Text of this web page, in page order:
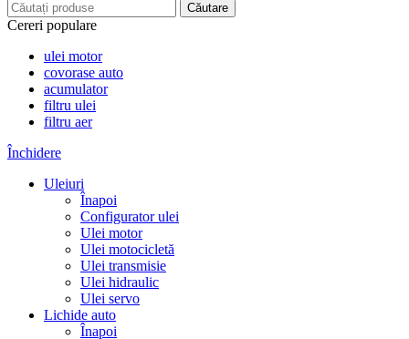
Căutare
Cereri populare
ulei motor
covorase auto
acumulator
filtru ulei
filtru aer
Închidere
Uleiuri
Înapoi
Configurator ulei
Ulei motor
Ulei motocicletă
Ulei transmisie
Ulei hidraulic
Ulei servo
Lichide auto
Înapoi